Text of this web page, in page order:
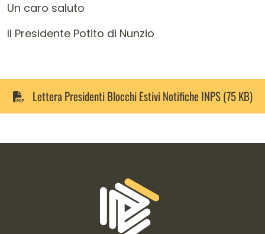
Un caro saluto
Il Presidente Potito di Nunzio
Lettera Presidenti Blocchi Estivi Notifiche INPS (75 KB)
Informazioni di contatto e link